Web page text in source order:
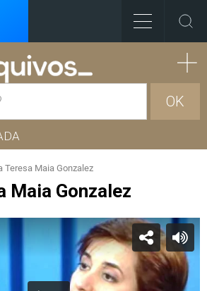
OK
Teresa Maia Gonzalez
Maia Gonzalez